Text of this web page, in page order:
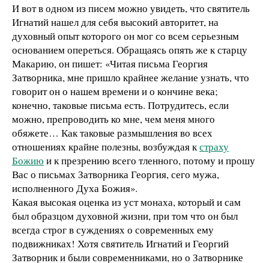
И вот в одном из писем можно увидеть, что святитель
Игнатий нашел для себя высокий авторитет, на
духовный опыт которого он мог со всем серьезным
основанием опереться. Обращаясь опять же к старцу
Макарию, он пишет: «Читая письма Георгия
Затворника, мне пришло крайнее желание узнать, что
говорит он о нашем времени и о кончине века;
конечно, таковые письма есть. Потрудитесь, если
можно, препроводить ко мне, чем меня много
обяжете… Как таковые размышления во всех
отношениях крайне полезны, возбуждая кстраху
Божию и к презрению всего тленного, потому и прошу
Вас о письмах Затворника Георгия, сего мужа,
исполненного Духа Божия».
Какая высокая оценка из уст монаха, который и сам
был образцом духовной жизни, при том что он был
всегда строг в суждениях о современных ему
подвижниках! Хотя святитель Игнатий и Георгий
Затворник и были современниками, но о Затворнике